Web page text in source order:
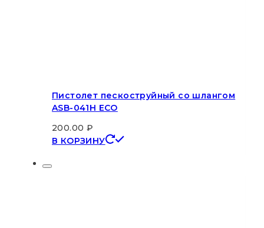
Пистолет пескоструйный со шлангом
ASB-041H ECO
200.00 ₽
В КОРЗИНУ